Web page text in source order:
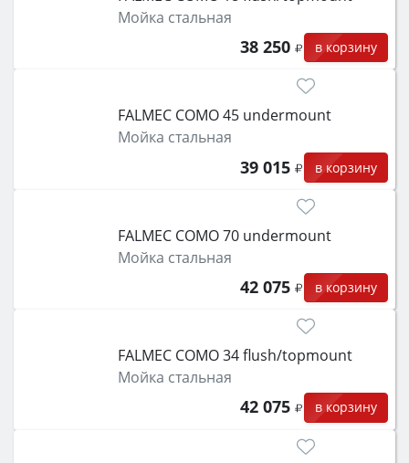
Мойка стальная
38 250 в корзину
FALMEC COMO 45 undermount
Мойка стальная
39 015 в корзину
FALMEC COMO 70 undermount
Мойка стальная
42 075 в корзину
FALMEC COMO 34 flush/topmount
Мойка стальная
42 075 в корзину